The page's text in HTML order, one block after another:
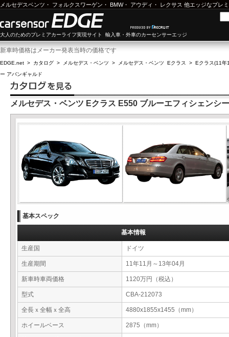
メルセデスベンツ ・ フォルクスワーゲン ・ BMW・ アウディ ・ レクサス 他エッジなプレ
大人のためのプレミアカーライフ実現サイト 輸入車・外車のカーセンサーエッジ
新車時価格はメーカー発表当時の価格です
EDGE.net > カタログ > メルセデス・ベンツ > メルセデス・ベンツ Eクラス > Eクラス(11年
ー アバンギャルド
メルセデス・ベンツ Eクラス E550 ブルーエフィシェンシ
基本スペック
基本情報
生産国 ドイツ
生産期間 11年11月～13年04月
新車時車両価格 1120万円（税込）
型式 CBA-212073
全長ｘ全幅ｘ全高 4880x1855x1455（mm）
ホイールベース 2875（mm）